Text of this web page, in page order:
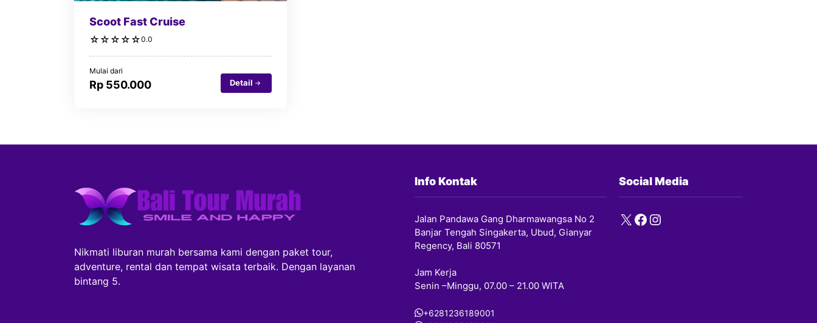
Scoot Fast Cruise
☆ ☆ ☆ ☆ ☆0.0
Mulai dari
Rp 550.000 Detail
Nikmati liburan murah bersama kami dengan paket tour,
adventure, rental dan tempat wisata terbaik. Dengan layanan
bintang 5.
Info Kontak
Jalan Pandawa Gang Dharmawangsa No 2
Banjar Tengah Singakerta, Ubud, Gianyar
Regency, Bali 80571
Jam Kerja
Senin –Minggu, 07.00 – 21.00 WITA
+6281236189001
Social Media
X Facebook
Instagram